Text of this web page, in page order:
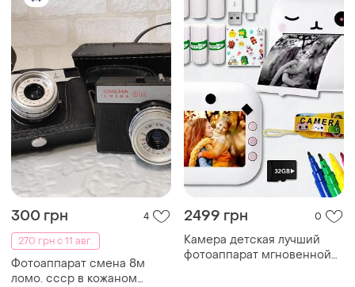
300 грн
4
270 грн с 11 авг.
Фотоаппарат смена 8м
ломо. ссср в кожаном
2499 грн 0
Камера детская лучший
фотоаппарат мгновенной